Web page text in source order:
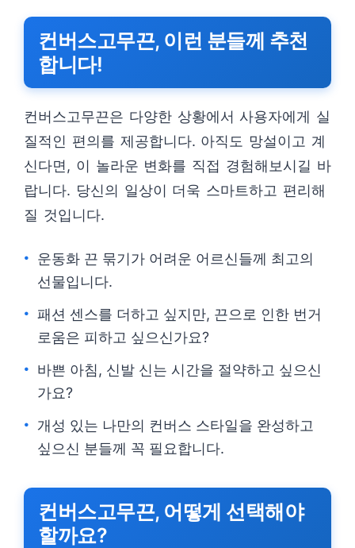
컨버스고무끈, 이런 분들께 추천
합니다!
컨버스고무끈은 다양한 상황에서 사용자에게 실
질적인 편의를 제공합니다. 아직도 망설이고 계
신다면, 이 놀라운 변화를 직접 경험해보시길 바
랍니다. 당신의 일상이 더욱 스마트하고 편리해
질 것입니다.
운동화 끈 묶기가 어려운 어르신들께 최고의
선물입니다.
패션 센스를 더하고 싶지만, 끈으로 인한 번거
로움은 피하고 싶으신가요?
바쁜 아침, 신발 신는 시간을 절약하고 싶으신
가요?
개성 있는 나만의 컨버스 스타일을 완성하고
싶으신 분들께 꼭 필요합니다.
컨버스고무끈, 어떻게 선택해야
할까요?